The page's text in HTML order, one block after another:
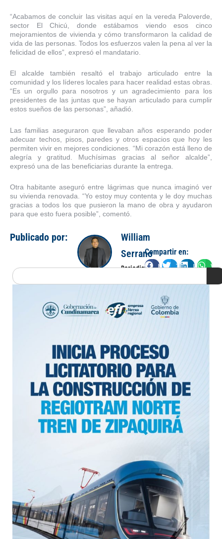
“Acabamos de concluir las visitas aquí en la vereda Paloverde,
sector El Chicú, donde estábamos viendo esos cinco
mejoramientos de vivienda y cómo transformaron la calidad de
vida de las personas. Todos los esfuerzos valen la pena al ver la
felicidad de ellos”, expresó el mandatario.
El alcalde también resaltó el trabajo articulado entre la
comunidad y los líderes locales para hacer realidad estas obras.
“Es un orgullo para nosotros y un agradecimiento para los
presidentes de las juntas que se hayan articulado para cumplir
estos sueños de las personas”, añadió.
Las familias aseguraron que llevaban años esperando poder
adecuar techos, pisos, paredes y otros espacios que hoy les
permiten vivir en mejores condiciones. “Mi corazón está lleno de
alegría y gratitud. Muchísimas gracias al señor alcalde”,
expresó una de las beneficiarias durante la entrega.
Otra habitante aseguró entre lágrimas que nunca imaginó ver
su vivienda renovada. “Yo estoy muy contenta y le doy muchas
gracias a todos los que pusieron la mano de obra y ayudaron
para que esto fuera posible”, comentó.
Publicado por:
William
Serrano
Periodista
Compartir en:
FacebookTwitterLinkedIn
Search